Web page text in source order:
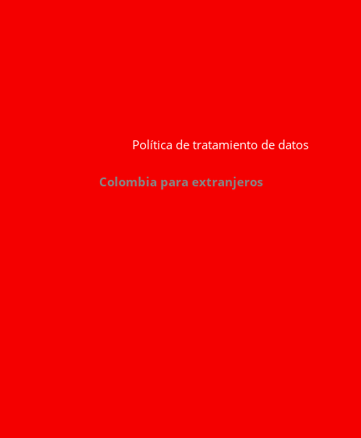
Política de tratamiento de datos
Colombia para extranjeros